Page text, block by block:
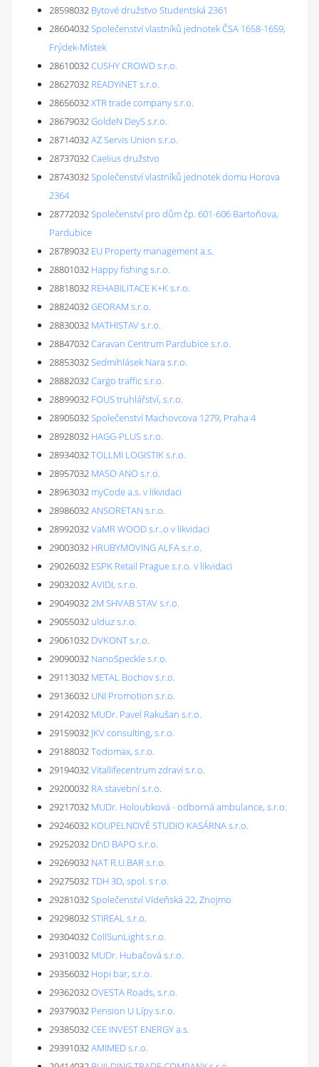
28598032 Bytové družstvo Studentská 2361
28604032Společenství vlastníků jednotek ČSA 1658-1659,
Frýdek-Místek
28610032CUSHY CROWD s.r.o.
28627032 READYiNET s.r.o.
28656032XTR trade company s.r.o.
28679032GoldeN DeyS s.r.o.
28714032AZ Servis Union s.r.o.
28737032Caelius družstvo
28743032Společenství vlastníků jednotek domu Horova
2364
28772032Společenství pro dům čp. 601-606 Bartoňova,
Pardubice
28789032 EU Property management a.s.
28801032 Happy fishing s.r.o.
28818032 REHABILITACE K+K s.r.o.
28824032GEORAM s.r.o.
28830032 MATHISTAV s.r.o.
28847032Caravan Centrum Pardubice s.r.o.
28853032Sedmihlásek Nara s.r.o.
28882032Cargo traffic s.r.o.
28899032 FOUS truhlářství, s.r.o.
28905032Společenství Machovcova 1279, Praha 4
28928032 HAGG-PLUS s.r.o.
28934032TOLLMI LOGISTIK s.r.o.
28957032 MASO ANO s.r.o.
28963032 myCode a.s. v likvidaci
28986032ANSORETAN s.r.o.
28992032VaMR WOOD s.r..o v likvidaci
29003032 HRUBYMOVING ALFA s.r.o.
29026032 ESPK Retail Prague s.r.o. v likvidaci
29032032AVIDI, s.r.o.
290490322M SHVAB STAV s.r.o.
29055032 ulduz s.r.o.
29061032 DVKONT s.r.o.
29090032 NanoSpeckle s.r.o.
29113032 METAL Bochov s.r.o.
29136032 UNI Promotion s.r.o.
29142032 MUDr. Pavel Rakušan s.r.o.
29159032 JKV consulting, s.r.o.
29188032Todomax, s.r.o.
29194032Vitallifecentrum zdraví s.r.o.
29200032 RA stavební s.r.o.
29217032 MUDr. Holoubková - odborná ambulance, s.r.o.
29246032 KOUPELNOVÉ STUDIO KASÁRNA s.r.o.
29252032 DnD BAPO s.r.o.
29269032 NAT R.U.BAR s.r.o.
29275032TDH 3D, spol. s r.o.
29281032Společenství Vídeňská 22, Znojmo
29298032STIREAL s.r.o.
29304032CollSunLight s.r.o.
29310032 MUDr. Hubačová s.r.o.
29356032 Hopi bar, s.r.o.
29362032OVESTA Roads, s.r.o.
29379032 Pension U Lípy s.r.o.
29385032CEE INVEST ENERGY a.s.
29391032AMIMED s.r.o.